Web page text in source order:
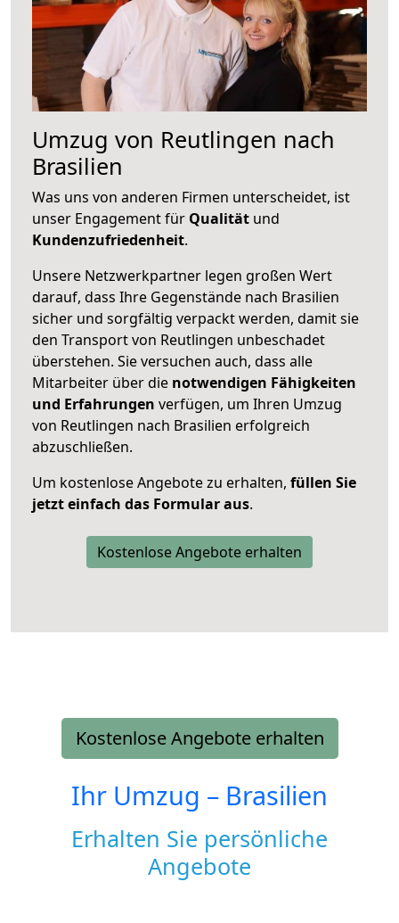
Umzug von Reutlingen nach
Brasilien
Was uns von anderen Firmen unterscheidet, ist
unser Engagement für Qualität und
Kundenzufriedenheit.
Unsere Netzwerkpartner legen großen Wert
darauf, dass Ihre Gegenstände nach Brasilien
sicher und sorgfältig verpackt werden, damit sie
den Transport von Reutlingen unbeschadet
überstehen. Sie versuchen auch, dass alle
Mitarbeiter über die notwendigen Fähigkeiten
und Erfahrungen verfügen, um Ihren Umzug
von Reutlingen nach Brasilien erfolgreich
abzuschließen.
Um kostenlose Angebote zu erhalten, füllen Sie
jetzt einfach das Formular aus.
Kostenlose Angebote erhalten
Kostenlose Angebote erhalten
Ihr Umzug – Brasilien
Erhalten Sie persönliche
Angebote